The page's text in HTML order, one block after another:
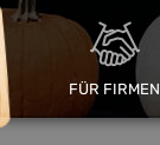
FÜR FIRMEN